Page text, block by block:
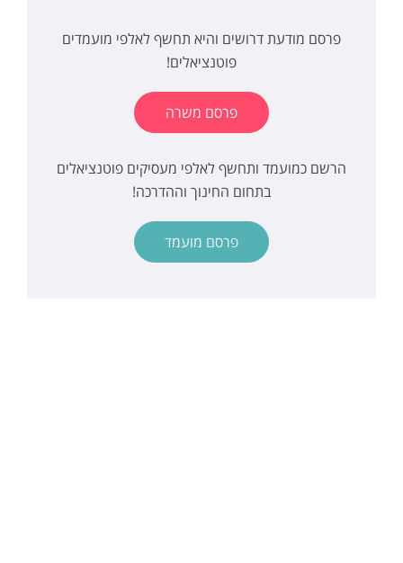
פרסם מודעת דרושים והיא תחשף לאלפי מועמדים
פוטנציאלים!
פרסם משרה
הרשם כמועמד ותחשף לאלפי מעסיקים פוטנציאלים
בתחום החינוך וההדרכה!
פרסם מועמד